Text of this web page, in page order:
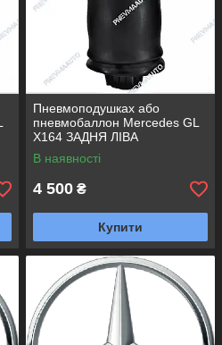
Пневмоподушках або
пневмобаллон Mercedes GL
X164 ЗАДНЯ ЛІВА
В наявності
4 500 ₴
Купити